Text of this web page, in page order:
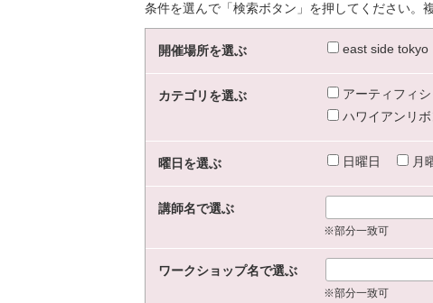
条件を選んで「検索ボタン」を押してください。
開催場所を選ぶ east side tokyo
カテゴリを選ぶ アーティフィ
ハワイアンリボ
曜日を選ぶ 日曜日 月
講師名で選ぶ
※部分一致可
ワークショップ名で選ぶ
※部分一致可